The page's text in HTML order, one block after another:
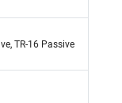
TR-16 Passive